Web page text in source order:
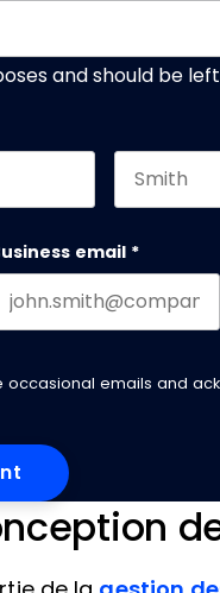
and should be
email *
occasional emails and